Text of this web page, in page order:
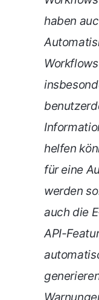
haben
helfen
für eine
werden
auch die
API-